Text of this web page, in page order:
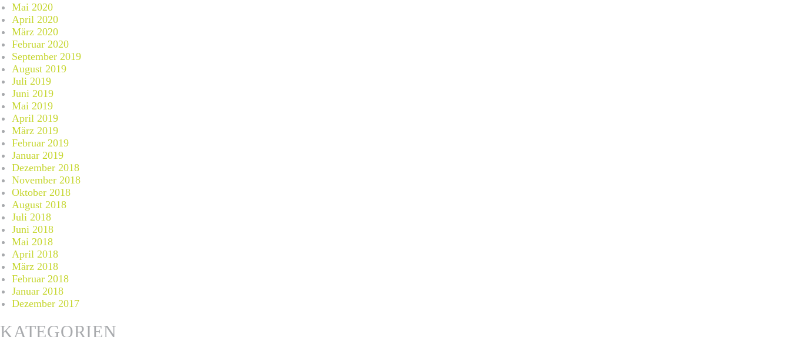
Mai 2020
April 2020
März 2020
Februar 2020
September 2019
August 2019
Juli 2019
Juni 2019
Mai 2019
April 2019
März 2019
Februar 2019
Januar 2019
Dezember 2018
November 2018
Oktober 2018
August 2018
Juli 2018
Juni 2018
Mai 2018
April 2018
März 2018
Februar 2018
Januar 2018
Dezember 2017
KATEGORIEN